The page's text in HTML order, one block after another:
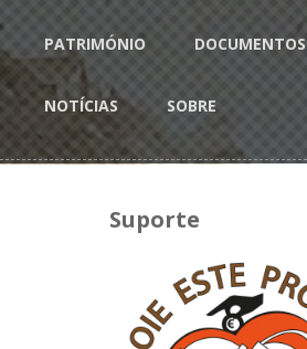
PATRIMÓNIO DOCUMENTOS
NOTÍCIAS SOBRE
Suporte